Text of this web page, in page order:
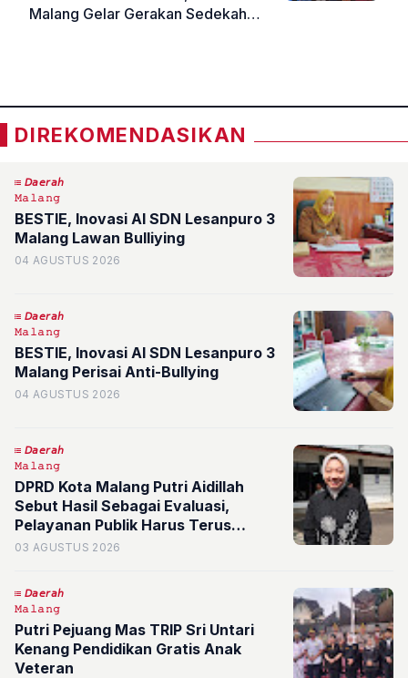
Malang Gelar Gerakan Sedekah
DIREKOMENDASIKAN
𝘋𝘢𝘦𝘳𝘢𝘩
𝙼𝚊𝚕𝚊𝚗𝚐
BESTIE, Inovasi AI SDN Lesanpuro 3
Malang Lawan Bulliying
04 AGUSTUS 2026
𝘋𝘢𝘦𝘳𝘢𝘩
𝙼𝚊𝚕𝚊𝚗𝚐
BESTIE, Inovasi AI SDN Lesanpuro 3
Malang Perisai Anti-Bullying
04 AGUSTUS 2026
𝘋𝘢𝘦𝘳𝘢𝘩
𝙼𝚊𝚕𝚊𝚗𝚐
DPRD Kota Malang Putri Aidillah
Sebut Hasil Sebagai Evaluasi,
Pelayanan Publik Harus Terus
Ditingkatkan
03 AGUSTUS 2026
𝘋𝘢𝘦𝘳𝘢𝘩
𝙼𝚊𝚕𝚊𝚗𝚐
Putri Pejuang Mas TRIP Sri Untari
Kenang Pendidikan Gratis Anak
Veteran